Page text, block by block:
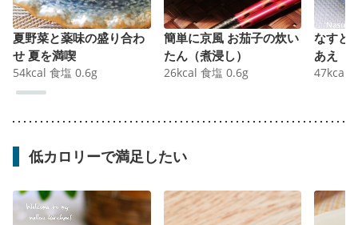
夏野菜と薬味の盛り合わ
せ 夏を満喫
54kcal 食塩 0.6g
簡単に京風 お茄子の炊い
たん（煮浸し）
26kcal 食塩 0.6g
なすと
あえ
47kcal
低カロリーで満足したい